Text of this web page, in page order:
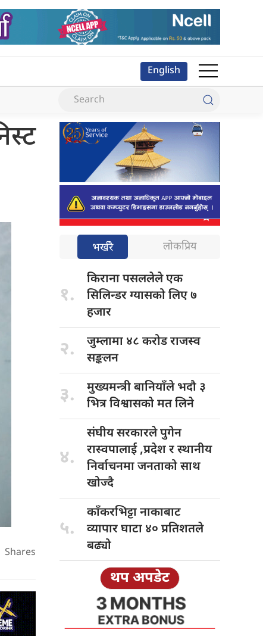
English
Shares
भर्खरै लोकप्रिय
१.
किराना पसललेलेएक
सिलिन्डर ग्यासको लिए ७
हजार
२. जुम्लामा ४८ करोड राजस्व
सङ्कलन
३. मुख्यमन्त्री बानियाँलेभदौ ३
भित्र विश्वासको मत लिने
४.
संघीय सरकारलेपुगेन
रास्वपालाई ,प्रदेश र स्थानीय
निर्वाचनमा जनताको साथ
खोज्दै
५.
काँकरभिट्टा नाकाबाट
व्यापार घाटा ४० प्रतिशतले
बढ्यो
थप अपडेट